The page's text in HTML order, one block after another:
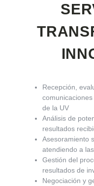
Recepción,
de la UV
Análisis de
resultados
Asesoramiento
atendiendo a
Gestión del
resultados de
Negociación y